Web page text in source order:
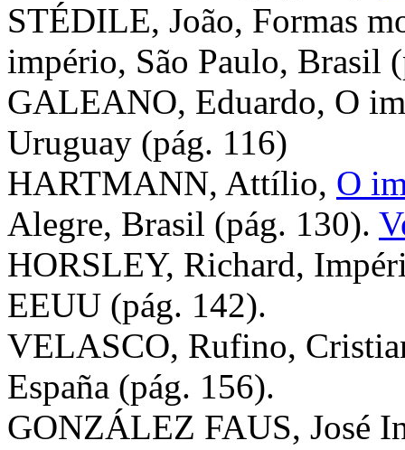
STÉDILE, João, Formas
império, São Paulo, Brasil
GALEANO, Eduardo, O
Uruguay (pág. 116)
HARTMANN, Attílio, O
Alegre, Brasil (pág. 130).
HORSLEY, Richard,
EEUU (pág. 142).
VELASCO, Rufino,
España (pág. 156).
GONZÁLEZ FAUS, José